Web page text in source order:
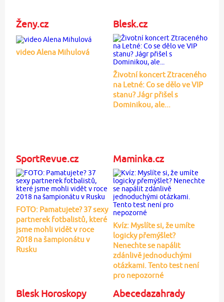
Ženy.cz
video Alena Mihulová
Blesk.cz
Životní koncert Ztraceného
na Letné: Co se dělo ve VIP
stanu? Jágr přišel s
Dominikou, ale...
SportRevue.cz
FOTO: Pamatujete? 37 sexy
partnerek fotbalistů, které
jsme mohli vidět v roce
2018 na šampionátu v
Rusku
Maminka.cz
Kvíz: Myslíte si, že umíte
logicky přemýšlet?
Nenechte se napálit
zdánlivě jednoduchými
otázkami. Tento test není
pro nepozorné
Blesk Horoskopy Abecedazahrady